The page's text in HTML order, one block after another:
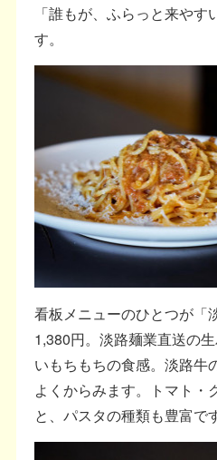
「誰もが、ふらっと来や
す。
看板メニューのひとつが「
1,380円。淡路麺業直送の
いもちもちの食感。淡路牛
よくからみます。トマト・
と、パスタの種類も豊富です